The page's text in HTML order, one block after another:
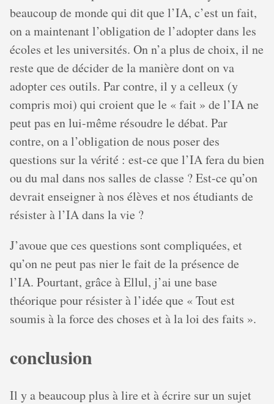
beaucoup de monde qui dit que l’IA, c’est un fait,
on a maintenant l’obligation de l’adopter dans les
écoles et les universités. On n’a plus de choix, il ne
reste que de décider de la manière dont on va
adopter ces outils. Par contre, il y a celleux (y
compris moi) qui croient que le « fait » de l’IA ne
peut pas en lui-même résoudre le débat. Par
contre, on a l’obligation de nous poser des
questions sur la vérité : est-ce que l’IA fera du bien
ou du mal dans nos salles de classe ? Est-ce qu’on
devrait enseigner à nos élèves et nos étudiants de
résister à l’IA dans la vie ?
J’avoue que ces questions sont compliquées, et
qu’on ne peut pas nier le fait de la présence de
l’IA. Pourtant, grâce à Ellul, j’ai une base
théorique pour résister à l’idée que « Tout est
soumis à la force des choses et à la loi des faits ».
conclusion
Il y a beaucoup plus à lire et à écrire sur un sujet